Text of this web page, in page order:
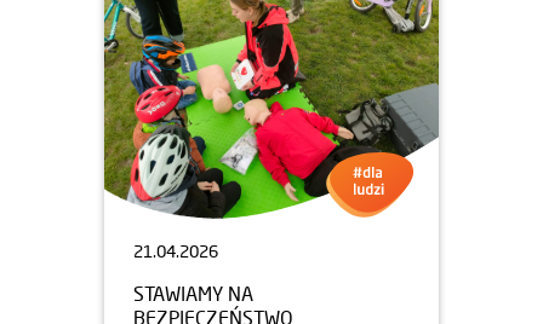
21.04.2026
STAWIAMY NA
BEZPIECZEŃSTWO